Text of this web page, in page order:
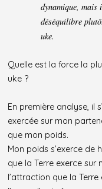
dynamique, mais
déséquilibre
uke.
Quelle est la force la
uke ?
En première analyse, il
exercée sur mon
que mon poids.
Mon poids s’exerce de
que la Terre exerce sur
l’attraction que la